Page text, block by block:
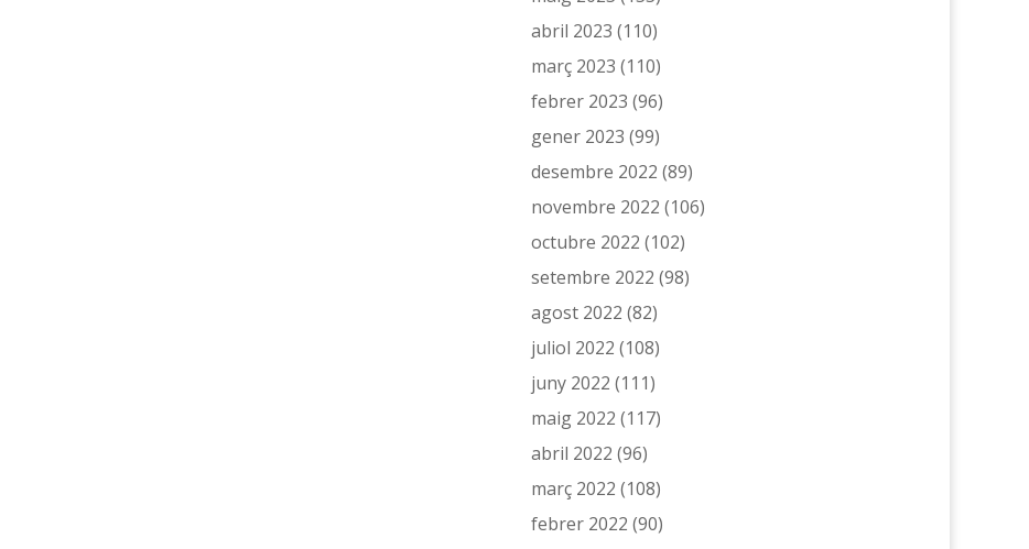
abril 2023 (110)
març 2023 (110)
febrer 2023 (96)
gener 2023 (99)
desembre 2022 (89)
novembre 2022 (106)
octubre 2022 (102)
setembre 2022 (98)
agost 2022 (82)
juliol 2022 (108)
juny 2022 (111)
maig 2022 (117)
abril 2022 (96)
març 2022 (108)
febrer 2022 (90)